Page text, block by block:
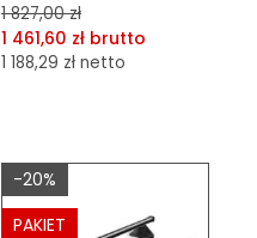
1 827,00 zł
1 461,60 zł brutto
1 188,29 zł netto
Do koszyka
-20%
PAKIET